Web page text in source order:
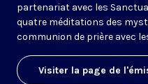
partenariat avec les
quatre méditations des
communion de prière avec
Visiter la page de